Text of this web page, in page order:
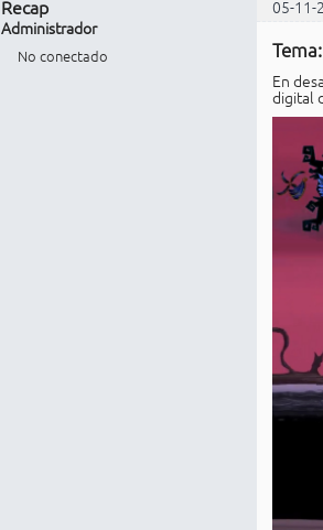
Recap
05-11-
Administrador
No conectado
En
digital